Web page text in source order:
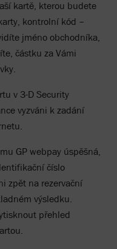
kartě, kterou budete
kontrolní kód –
jméno obchodníka,
částku za Vámi
v 3-D Security
vyzváni k zadání
GP webpay úspěšná,
číslo
zpět na rezervační
výsledku.
přehled